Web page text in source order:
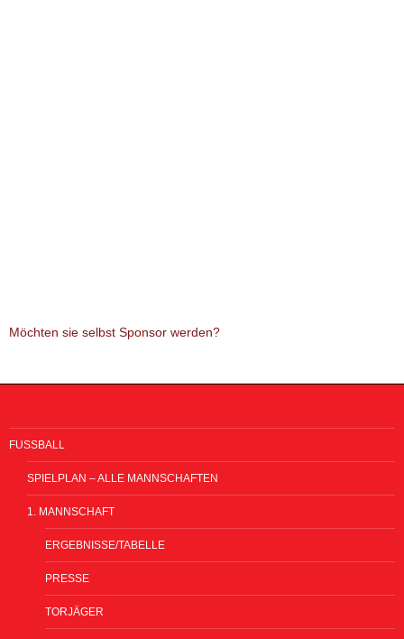
Möchten sie selbst Sponsor werden?
FUSSBALL
SPIELPLAN – ALLE MANNSCHAFTEN
1. MANNSCHAFT
ERGEBNISSE/TABELLE
PRESSE
TORJÄGER